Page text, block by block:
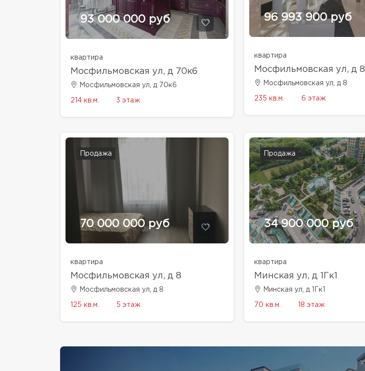
93 000 000 руб
квартира
Мосфильмовская ул, д 70к6
Мосфильмовская ул, д 70к6
214 кв.м. 3 этаж
96 993 900 руб
квартира
Мосфильмовская ул, д 8
Мосфильмовская ул, д 8
235 кв.м. 6 этаж
Продажа
70 000 000 руб
квартира
Мосфильмовская ул, д 8
Мосфильмовская ул, д 8
125 кв.м. 5 этаж
Продажа
34 900 000 руб
квартира
Минская ул, д 1Гк1
Минская ул, д 1Гк1
70 кв.м. 18 этаж